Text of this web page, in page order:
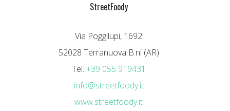
StreetFoody
Via Poggilupi, 1692
52028 Terranuova B.ni (AR)
Tel. +39 055 919431
info@streetfoody.it
www.streetfoody.it